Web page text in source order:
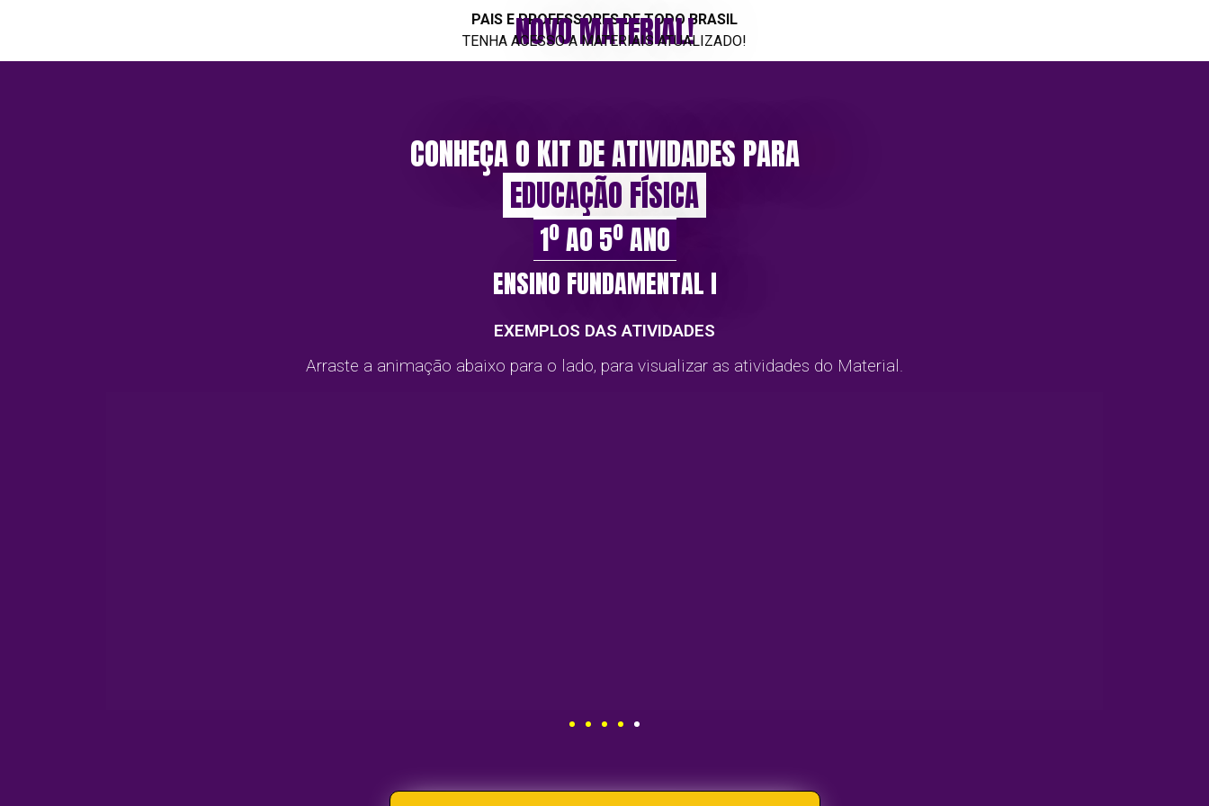
PAIS E PROFESSORES DE TODO BRASIL
NOVO MATERIAL!
TENHA ACESSO A MATERIAIS ATUALIZADO!
CONHEÇA O KIT DE ATIVIDADES PARA
EDUCAÇÃO FÍSICA
1º AO 5º ANO
ENSINO FUNDAMENTAL l
EXEMPLOS DAS ATIVIDADES
Arraste a animação abaixo para o lado, para visualizar as atividades do Material.